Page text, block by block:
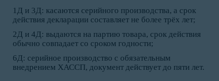
1Д и 3Д: касаются серийного производства, а срок
действия декларации составляет не более трёх лет;
2Д и 4Д: выдаются на партию товара, срок действия
обычно совпадает со сроком годности;
6Д: серийное производство с обязательным
внедрением ХАССП, документ действует до пяти лет.